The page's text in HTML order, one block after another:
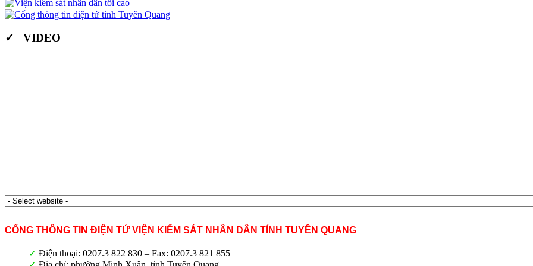
✓ VIDEO
CỔNG THÔNG TIN ĐIỆN TỬ VIỆN KIỂM SÁT NHÂN DÂN TỈNH TUYÊN QUANG
✓ Điện thoại: 0207.3 822 830 – Fax: 0207.3 821 855